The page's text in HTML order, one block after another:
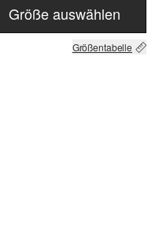
Größe auswählen
Größentabelle